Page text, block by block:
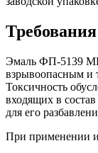
Эмаль ФП-5139
взрывоопасным и
Токсичность
входящих в
для его
При применении